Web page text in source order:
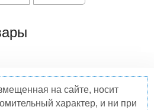
на сайте, носит
характер, и ни при